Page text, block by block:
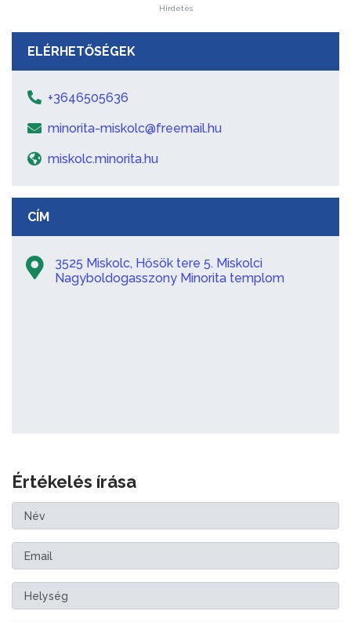
Hirdetés
ELÉRHETŐSÉGEK
+3646505636
minorita-miskolc@freemail.hu
miskolc.minorita.hu
CÍM
3525 Miskolc, Hősök tere 5. Miskolci
Nagyboldogasszony Minorita templom
Értékelés írása